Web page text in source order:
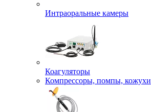
Интраоральные камеры
Коагуляторы
Компрессоры, помпы, кожухи